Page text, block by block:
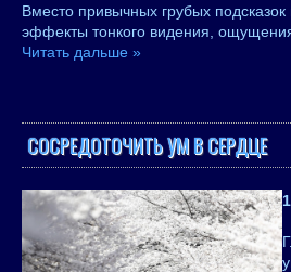
Вместо привычных грубых подсказок
эффекты тонкого видения,
Читать дальше »
СОСРЕДОТОЧИТЬ УМ В СЕРДЦЕ